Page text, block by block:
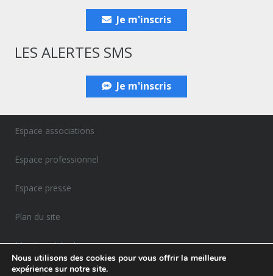
Je m'inscris
LES ALERTES SMS
Je m'inscris
Espace associations
Espace professionnel
Espace presse
Plan du site
Mentions Légales
Nous utilisons des cookies pour vous offrir la meilleure
expérience sur notre site.